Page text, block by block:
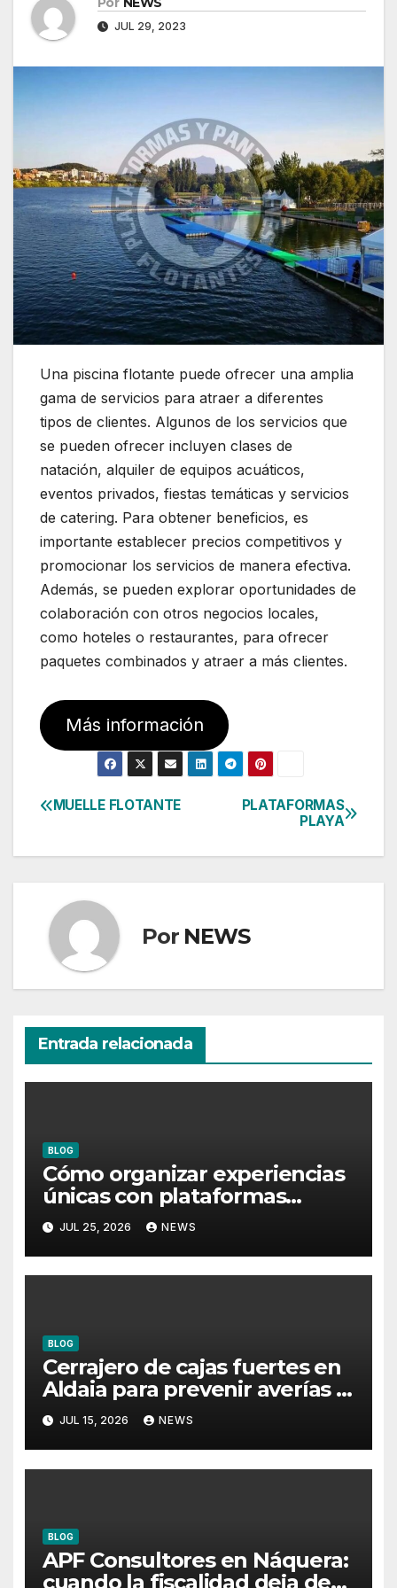
JUL 29, 2023
Una piscina flotante puede ofrecer una amplia
gama de servicios para atraer a diferentes
tipos de clientes. Algunos de los servicios que
se pueden ofrecer incluyen clases de
natación, alquiler de equipos acuáticos,
eventos privados, fiestas temáticas y servicios
de catering. Para obtener beneficios, es
importante establecer precios competitivos y
promocionar los servicios de manera efectiva.
Además, se pueden explorar oportunidades de
colaboración con otros negocios locales,
como hoteles o restaurantes, para ofrecer
paquetes combinados y atraer a más clientes.
Más información
Navegación
de
PLATAFORMAS
PLAYA
MUELLE FLOTANTE
Por NEWS
Entrada relacionada
BLOG
Cómo organizar experiencias
únicas con plataformas
flotantes para eventos
JUL 25, 2026 NEWS
BLOG
Cerrajero de cajas fuertes en
Aldaia para prevenir averías y
conservar la protección
JUL 15, 2026 NEWS
BLOG
APF Consultores en Náquera:
cuando la fiscalidad deja de